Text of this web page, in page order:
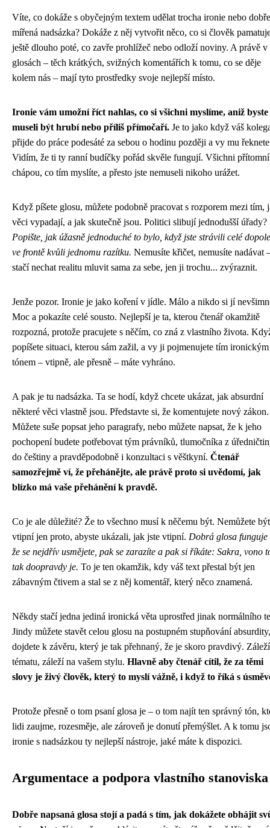
Víte, co dokáže s obyčejným textem udělat trocha ironie nebo dobře
mířená nadsázka? Dokáže z něj vytvořit něco, co si člověk
ještě dlouho poté, co zavře prohlížeč nebo odloží noviny. A právě v
glosách – těch krátkých, svižných komentářích k tomu, co se děje
kolem nás – mají tyto prostředky svoje nejlepší místo.
Ironie vám umožní říct nahlas, co si všichni myslíme, aniž byste
museli být hrubí nebo příliš přímočaří. Je to jako když váš
přijde do práce podesáté za sebou o hodinu později a vy mu
Vidím, že ti ty ranní budíčky pořád skvěle fungují. Všichni přítomní
chápou, co tím myslíte, a přesto jste nemuseli nikoho urážet.
Když píšete glosu, můžete podobně pracovat s rozporem mezi tím,
věci vypadají, a jak skutečně jsou. Politici slibují jednodušší úřady?
Popište, jak úžasně jednoduché to bylo, když jste strávili celé
ve frontě kvůli jednomu razítku. Nemusíte křičet, nemusíte nadávat
stačí nechat realitu mluvit sama za sebe, jen ji trochu... zvýraznit.
Jenže pozor. Ironie je jako koření v jídle. Málo a nikdo si jí
Moc a pokazíte celé sousto. Nejlepší je ta, kterou čtenář okamžitě
rozpozná, protože pracujete s něčím, co zná z vlastního života.
popíšete situaci, kterou sám zažil, a vy ji pojmenujete tím ironickým
tónem – vtipně, ale přesně – máte vyhráno.
A pak je tu nadsázka. Ta se hodí, když chcete ukázat, jak absurdní
některé věci vlastně jsou. Představte si, že komentujete nový zákon.
Můžete suše popsat jeho paragrafy, nebo můžete napsat, že k jeho
pochopení budete potřebovat tým právníků, tlumočníka z
do češtiny a pravděpodobně i konzultaci s věštkyní. Čtenář
samozřejmě ví, že přehánějte, ale právě proto si uvědomí, jak
blízko má vaše přehánění k pravdě.
Co je ale důležité? Že to všechno musí k něčemu být. Nemůžete být
vtipní jen proto, abyste ukázali, jak jste vtipní. Dobrá glosa funguje
že se nejdřív usmějete, pak se zarazíte a pak si říkáte: Sakra, vono
tak doopravdy je. To je ten okamžik, kdy váš text přestal být jen
zábavným čtivem a stal se z něj komentář, který něco znamená.
Někdy stačí jedna jediná ironická věta uprostřed jinak normálního
Jindy můžete stavět celou glosu na postupném stupňování
dojdete k závěru, který je tak přehnaný, že je skoro pravdivý.
tématu, záleží na vašem stylu. Hlavně aby čtenář cítil, že za těmi
slovy je živý člověk, který to myslí vážně, i když to říká s
Protože přesně o tom psaní glosa je – o tom najít ten správný tón,
lidi zaujme, rozesměje, ale zároveň je donutí přemýšlet. A k tomu
ironie s nadsázkou ty nejlepší nástroje, jaké máte k dispozici.
Argumentace a podpora vlastního stanoviska
Dobře napsaná glosa stojí a padá s tím, jak dokážete obhájit